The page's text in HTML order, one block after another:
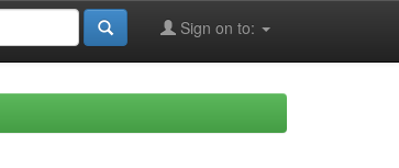
Sign on to: